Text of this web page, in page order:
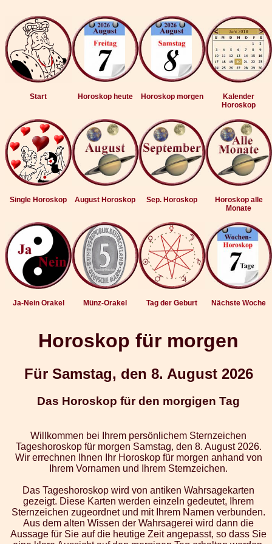
Start Horoskop heute Horoskop morgen
Kalender
Horoskop
Single Horoskop August Horoskop Sep. Horoskop
Horoskop alle
Monate
Ja-Nein Orakel Münz-Orakel Tag der Geburt Nächste Woche
Horoskop für morgen
Für Samstag, den 8. August 2026
Das Horoskop für den morgigen Tag
Willkommen bei Ihrem persönlichem Sternzeichen
Tageshoroskop für morgen Samstag, den 8. August 2026.
Wir errechnen Ihnen Ihr Horoskop für morgen anhand von
Ihrem Vornamen und Ihrem Sternzeichen.
Das Tageshoroskop wird von antiken Wahrsagekarten
gezeigt. Diese Karten werden einzeln gedeutet, Ihrem
Sternzeichen zugeordnet und mit Ihrem Namen verbunden.
Aus dem alten Wissen der Wahrsagerei wird dann die
Aussage für Sie auf die heutige Zeit angepasst, so dass Sie